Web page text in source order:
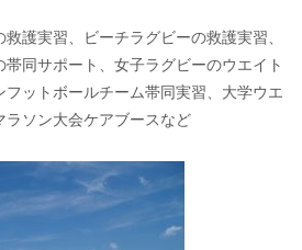
護実習、ビーチラグビーの救護実習、
同サポート、女子ラグビーのウエイト
フットボールチーム帯同実習、大学ウエ
ラソン大会ケアブースなど